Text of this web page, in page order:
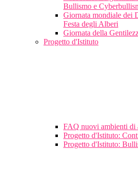
Bullismo e
Giornata mondiale dei
Festa degli Alberi
Giornata della
Progetto d'Istituto
FAQ nuovi ambienti di
Progetto d'Istituto:
Progetto d'Istituto: